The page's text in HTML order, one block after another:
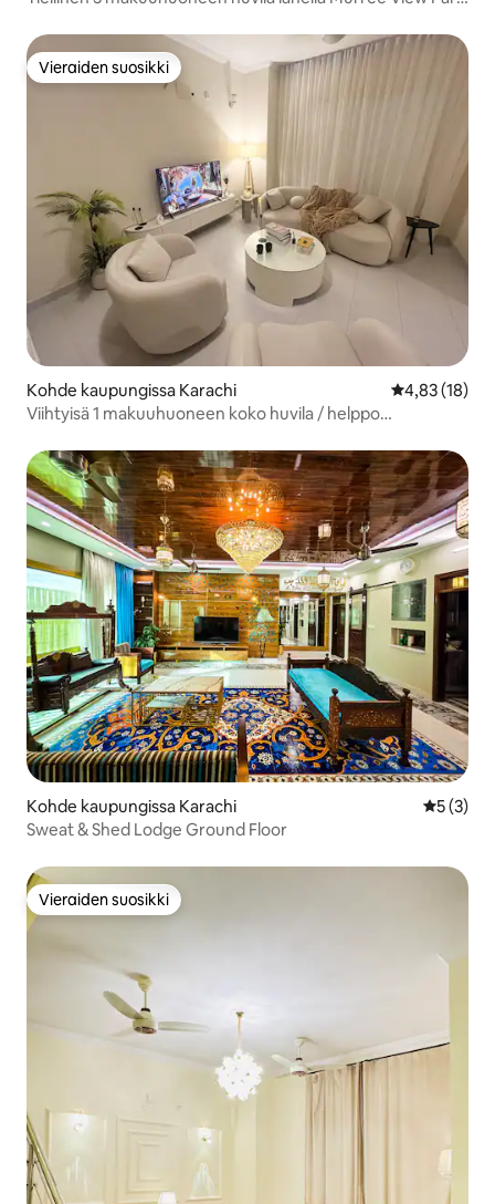
Vieraiden suosikki
Vieraiden suosikki
Kohde kaupungissa Karachi
4,83 (18)
Viihtyisä 1 makuuhuoneen koko huvila / helppo
Kohde kaupungissa Karachi
5 (3)
Sweat & Shed Lodge Ground Floor
Vieraiden suosikki
Vieraiden suosikki